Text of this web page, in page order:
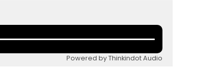
Powered by Thinkindot Audio